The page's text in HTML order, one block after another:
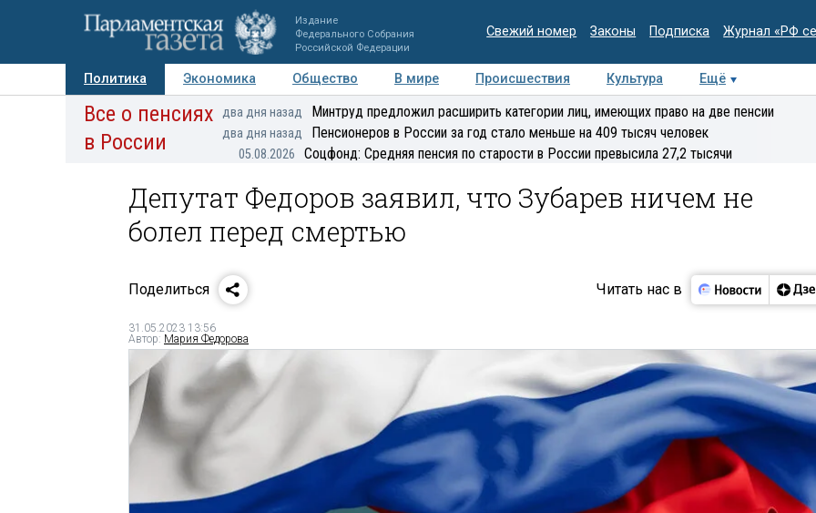
Издание
Федерального Собрания
Российской Федерации
Свежий номер Законы Подписка Журнал «РФ
Политика Экономика Общество В мире Происшествия Культура
Ещё
Авторы Персоны Мнения Регионы Медиацентр Интервью Колумнисты
Все о пенсиях
в России
два дня назад Минтруд предложил расширить категории лиц, имеющих право на две пенсии
два дня назад Пенсионеров в России за год стало меньше на 409 тысяч человек
05.08.2026 Соцфонд: Средняя пенсия по старости в России превысила 27,2 тысячи
Депутат Федоров заявил, что Зубарев ничем не
болел перед смертью
Поделиться Читать нас в
31.05.2023 13:56
Автор: Мария Федорова